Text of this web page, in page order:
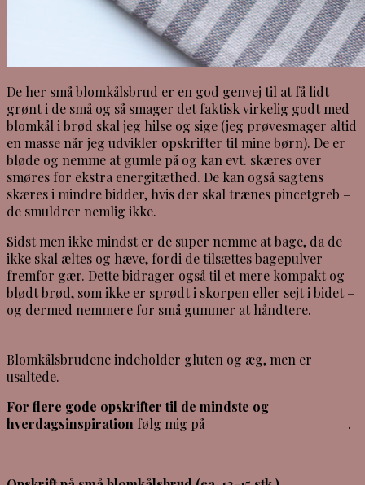
De her små blomkålsbrud er en god genvej til at få lidt
grønt i de små og så smager det faktisk virkelig godt med
blomkål i brød skal jeg hilse og sige (jeg prøvesmager altid
en masse når jeg udvikler opskrifter til mine børn). De er
bløde og nemme at gumle på og kan evt. skæres over
smøres for ekstra energitæthed. De kan også sagtens
skæres i mindre bidder, hvis der skal trænes pincetgreb –
de smuldrer nemlig ikke.
Sidst men ikke mindst er de super nemme at bage, da de
ikke skal æltes og hæve, fordi de tilsættes bagepulver
fremfor gær. Dette bidrager også til et mere kompakt og
blødt brød, som ikke er sprødt i skorpen eller sejt i bidet –
og dermed nemmere for små gummer at håndtere.
Blomkålsbrudene indeholder gluten og æg, men er
usaltede.
For flere gode opskrifter til de mindste og
hverdagsinspiration følg mig på .